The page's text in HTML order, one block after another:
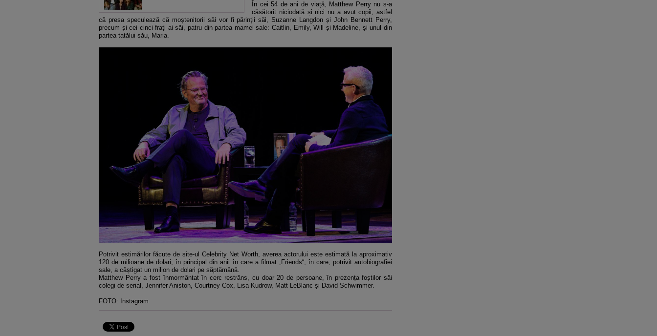
În cei 54 de ani de viață, Matthew Perry nu s-a
căsătorit niciodată și nici nu a avut copii, astfel
că presa speculează că moștenitorii săi vor fi părinții săi, Suzanne Langdon și John Bennett Perry,
precum și cei cinci frați ai săi, patru din partea mamei sale: Caitlin, Emily, Will și Madeline, și unul din
partea tatălui său, Maria.
Potrivit estimărilor făcute de site-ul Celebrity Net Worth, averea actorului este estimată la aproximativ
120 de milioane de dolari, în principal din anii în care a filmat „Friends“, în care, potrivit autobiografiei
sale, a câștigat un milion de dolari pe săptămână.
Matthew Perry a fost înmormântat în cerc restrâns, cu doar 20 de persoane, în prezența foștilor săi
colegi de serial, Jennifer Aniston, Courtney Cox, Lisa Kudrow, Matt LeBlanc și David Schwimmer.
FOTO: Instagram